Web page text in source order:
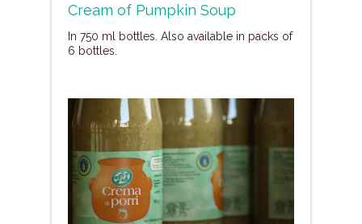
Cream of Pumpkin Soup
In 750 ml bottles. Also available in packs of
6 bottles.